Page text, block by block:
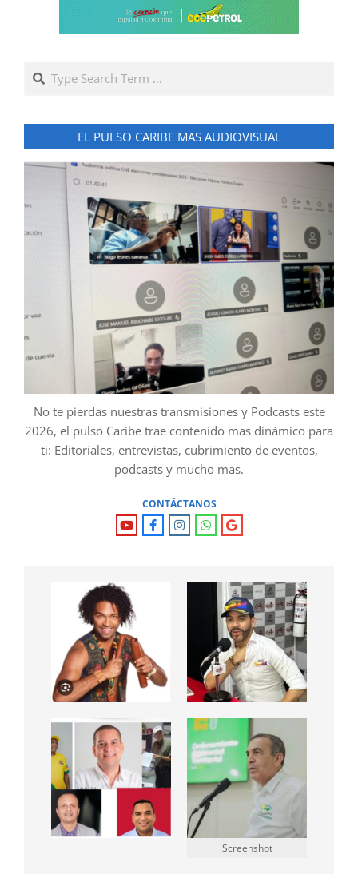
Search
EL PULSO CARIBE MAS AUDIOVISUAL
No te pierdas nuestras transmisiones y Podcasts este
2026, el pulso Caribe trae contenido mas dinámico para
ti: Editoriales, entrevistas, cubrimiento de eventos,
podcasts y mucho mas.
CONTÁCTANOS
Screenshot